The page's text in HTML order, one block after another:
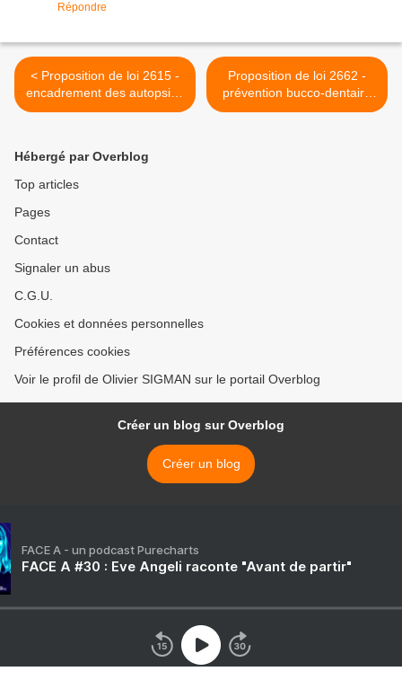
Répondre
< Proposition de loi 2615 -
encadrement des autopsies
judiciaires
Proposition de loi 2662 -
prévention bucco-dentaire
pour la femme enceinte >
Hébergé par Overblog
Top articles
Pages
Contact
Signaler un abus
C.G.U.
Cookies et données personnelles
Préférences cookies
Voir le profil de Olivier SIGMAN sur le portail Overblog
Créer un blog sur Overblog
Créer un blog
FACE A - un podcast Purecharts
FACE A #30 : Eve Angeli raconte "Avant de partir"